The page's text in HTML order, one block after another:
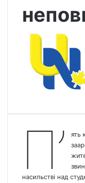
П’
ять
насильстві над